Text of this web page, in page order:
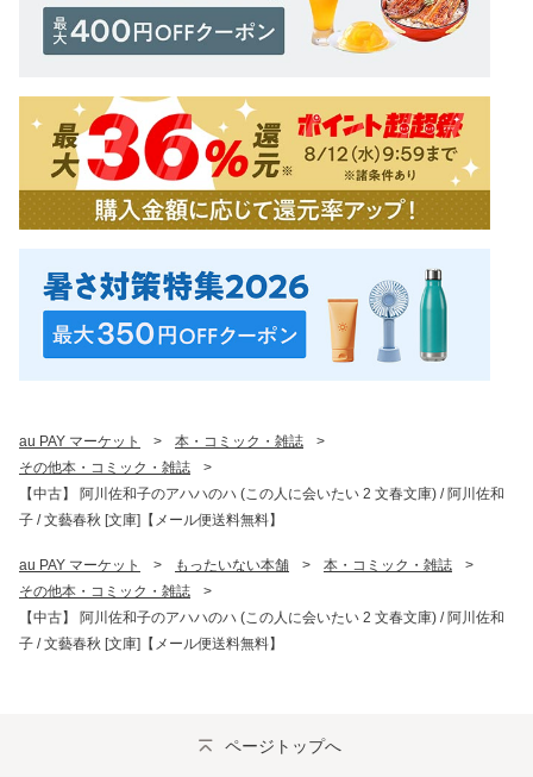
au PAY マーケット > 本・コミック・雑誌
>
その他本・コミック・雑誌
>
【中古】 阿川佐和子のアハハのハ (この人に会いたい 2 文春文庫) / 阿川佐和
子 / 文藝春秋 [文庫]【メール便送料無料】
au PAY マーケット > もったいない本舗 > 本・コミック・雑誌
>
その他本・コミック・雑誌
>
【中古】 阿川佐和子のアハハのハ (この人に会いたい 2 文春文庫) / 阿川佐和
子 / 文藝春秋 [文庫]【メール便送料無料】
ページトップへ